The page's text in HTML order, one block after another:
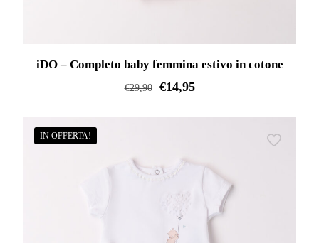
iDO – Completo baby femmina estivo in cotone
€29,90 €14,95
più
opzioni
IN OFFERTA!